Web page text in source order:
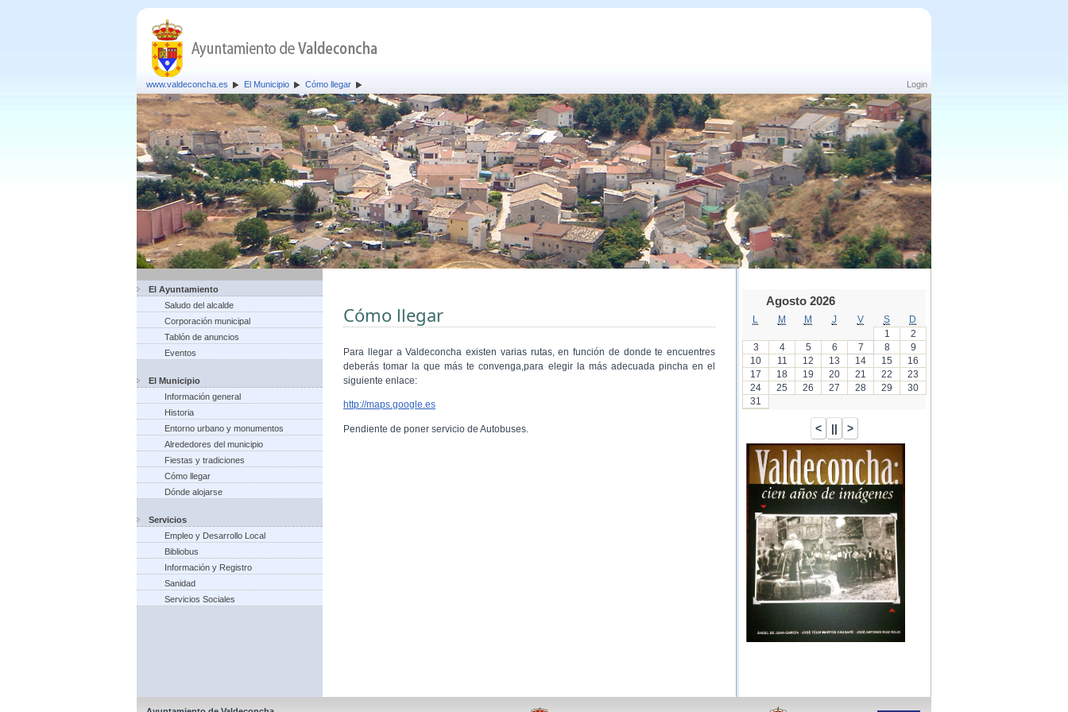
Login
www.valdeconcha.es El Municipio Cómo llegar
El Ayuntamiento
Saludo del alcalde
Corporación municipal
Tablón de anuncios
Eventos
El Municipio
Información general
Historia
Entorno urbano y monumentos
Alrededores del municipio
Fiestas y tradiciones
Cómo llegar
Dónde alojarse
Servicios
Empleo y Desarrollo Local
Bibliobus
Información y Registro
Sanidad
Servicios Sociales
Cómo llegar
Para llegar a Valdeconcha existen varias rutas, en función de donde te encuentres
deberás tomar la que más te convenga,para elegir la más adecuada pincha en el
siguiente enlace:
http://maps.google.es
Pendiente de poner servicio de Autobuses.
Agosto 2026
M M J V S
D
1
2
3
4 5 6 7 8
9
10
11 12 13 14 15
16
17
18 19 20 21 22
23
24
25 26 27 28 29
30
31